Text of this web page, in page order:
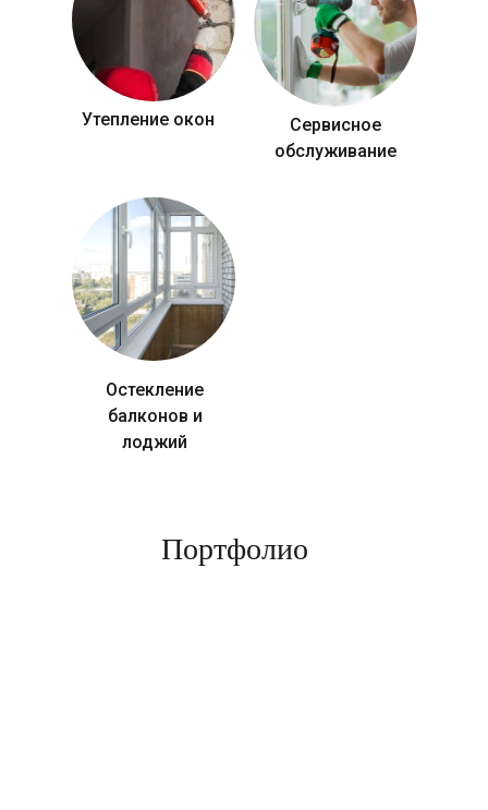
Утепление окон
Сервисное
обслуживание
Остекление
балконов и
лоджий
Портфолио